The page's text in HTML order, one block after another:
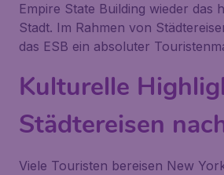
Empire State Building wieder das
Stadt. Im Rahmen von
das ESB ein absoluter
Kulturelle
Städtereisen
Viele Touristen bereisen New